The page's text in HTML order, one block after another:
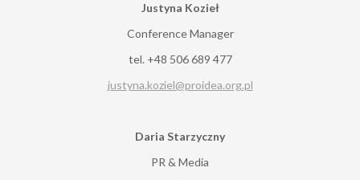
Justyna Kozieł
Conference Manager
tel. +48 506 689 477
justyna.koziel@proidea.org.pl
Daria Starzyczny
PR & Media